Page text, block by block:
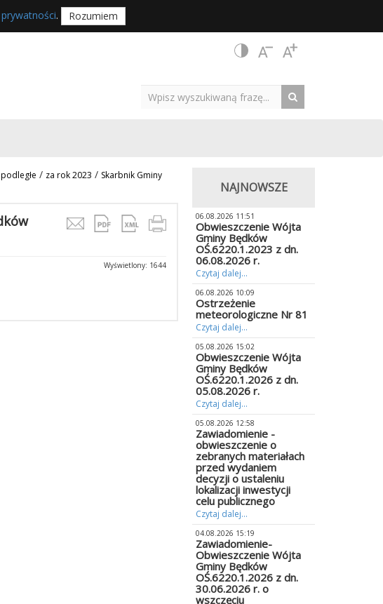
. Rozumiem
/ za rok 2023 / Skarbnik Gminy
Wyświetlony: 1644
NAJNOWSZE
06.08.2026 11:51
Obwieszczenie Wójta
Gminy Będków
OŚ.6220.1.2023 z dn.
06.08.2026 r.
Czytaj dalej...
06.08.2026 10:09
Ostrzeżenie
meteorologiczne Nr 81
Czytaj dalej...
05.08.2026 15:02
Obwieszczenie Wójta
Gminy Będków
OŚ.6220.1.2026 z dn.
05.08.2026 r.
Czytaj dalej...
05.08.2026 12:58
Zawiadomienie -
obwieszczenie o
zebranych materiałach
przed wydaniem
decyzji o ustaleniu
lokalizacji inwestycji
celu publicznego
Czytaj dalej...
04.08.2026 15:19
Zawiadomienie-
Obwieszczenie Wójta
Gminy Będków
OŚ.6220.1.2026 z dn.
30.06.2026 r. o
wszczęciu